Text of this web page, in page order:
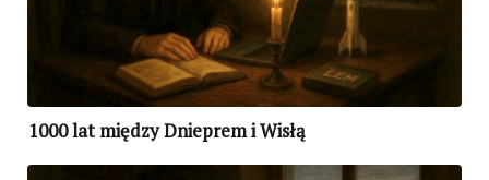
1000 lat między Dnieprem i Wisłą